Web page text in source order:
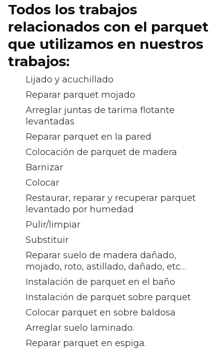
Todos los trabajos
relacionados con el parquet
que utilizamos en nuestros
trabajos:
Lijado y acuchillado
Reparar parquet mojado
Arreglar juntas de tarima flotante
levantadas
Reparar parquet en la pared
Colocación de parquet de madera
Barnizar
Colocar
Restaurar, reparar y recuperar parquet
levantado por humedad
Pulir/limpiar
Substituir
Reparar suelo de madera dañado,
mojado, roto, astillado, dañado, etc…
Instalación de parquet en el baño
Instalación de parquet sobre parquet
Colocar parquet en sobre baldosa
Arreglar suelo laminado.
Reparar parquet en espiga.